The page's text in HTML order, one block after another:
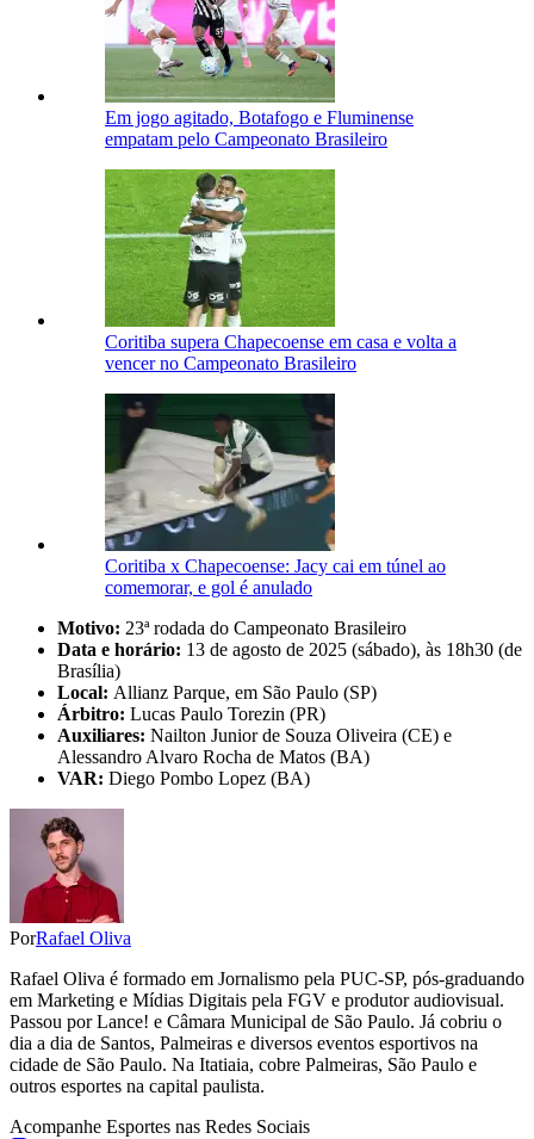
Em jogo agitado, Botafogo e Fluminense
empatam pelo Campeonato Brasileiro
Coritiba supera Chapecoense em casa e volta a
vencer no Campeonato Brasileiro
Coritiba x Chapecoense: Jacy cai em túnel ao
comemorar, e gol é anulado
Motivo: 23ª rodada do Campeonato Brasileiro
Data e horário: 13 de agosto de 2025 (sábado), às 18h30 (de
Brasília)
Local: Allianz Parque, em São Paulo (SP)
Árbitro: Lucas Paulo Torezin (PR)
Auxiliares: Nailton Junior de Souza Oliveira (CE) e
Alessandro Alvaro Rocha de Matos (BA)
VAR: Diego Pombo Lopez (BA)
PorRafael Oliva
Rafael Oliva é formado em Jornalismo pela PUC-SP, pós-graduando
em Marketing e Mídias Digitais pela FGV e produtor audiovisual.
Passou por Lance! e Câmara Municipal de São Paulo. Já cobriu o
dia a dia de Santos, Palmeiras e diversos eventos esportivos na
cidade de São Paulo. Na Itatiaia, cobre Palmeiras, São Paulo e
outros esportes na capital paulista.
Acompanhe Esportes nas Redes Sociais